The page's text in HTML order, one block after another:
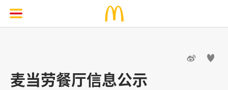
 
麦当劳餐厅信息公示